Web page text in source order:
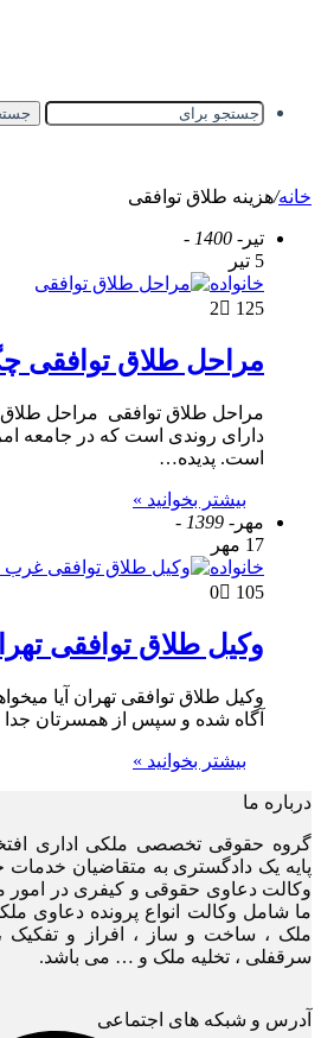
خانه/هزینه طلاق توافقی
تیر - 1400 -
5 تیر
خانواده
2
125
مراحل طلاق توافقی
مراحل طلاق توافقی مراحل طلاق
دارای روندی است که در جامعه
است. پدیده…
بیشتر بخوانید »
مهر - 1399 -
17 مهر
خانواده
0
105
وکیل طلاق توافقی
وکیل طلاق توافقی تهران آیا
آگاه شده و سپس از همسرتان جدا
بیشتر بخوانید »
درباره ما
گروه حقوقی تخصصی ملکی اداری
پایه یک دادگستری به متقاضیان
وکالت دعاوی حقوقی و کیفری در امور
ما شامل وکالت انواع پرونده دعاوی
ملک ، ساخت و ساز ، افراز و تفکیک
سرقفلی ، تخلیه ملک و … می باشد.
آدرس و شبکه های اجتماعی